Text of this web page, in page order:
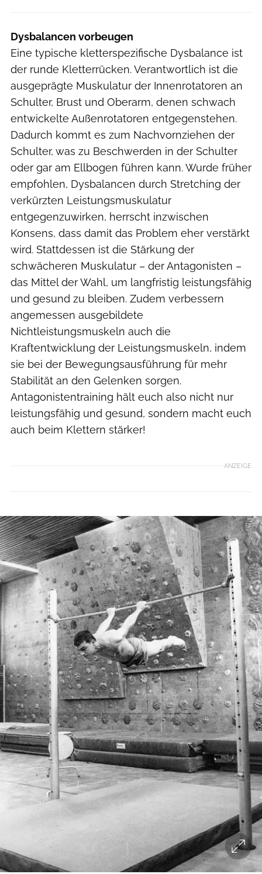
Dysbalancen vorbeugen
Eine typische kletterspezifische Dysbalance ist
der runde Kletterrücken. Verantwortlich ist die
ausgeprägte Muskulatur der Innenrotatoren an
Schulter, Brust und Oberarm, denen schwach
entwickelte Außenrotatoren entgegenstehen.
Dadurch kommt es zum Nachvornziehen der
Schulter, was zu Beschwerden in der Schulter
oder gar am Ellbogen führen kann. Wurde früher
empfohlen, Dysbalancen durch Stretching der
verkürzten Leistungsmuskulatur
entgegenzuwirken, herrscht inzwischen
Konsens, dass damit das Problem eher verstärkt
wird. Stattdessen ist die Stärkung der
schwächeren Muskulatur – der Antagonisten –
das Mittel der Wahl, um langfristig leistungsfähig
und gesund zu bleiben. Zudem verbessern
angemessen ausgebildete
Nichtleistungsmuskeln auch die
Kraftentwicklung der Leistungsmuskeln, indem
sie bei der Bewegungsausführung für mehr
Stabilität an den Gelenken sorgen.
Antagonistentraining hält euch also nicht nur
leistungsfähig und gesund, sondern macht euch
auch beim Klettern stärker!
ANZEIGE